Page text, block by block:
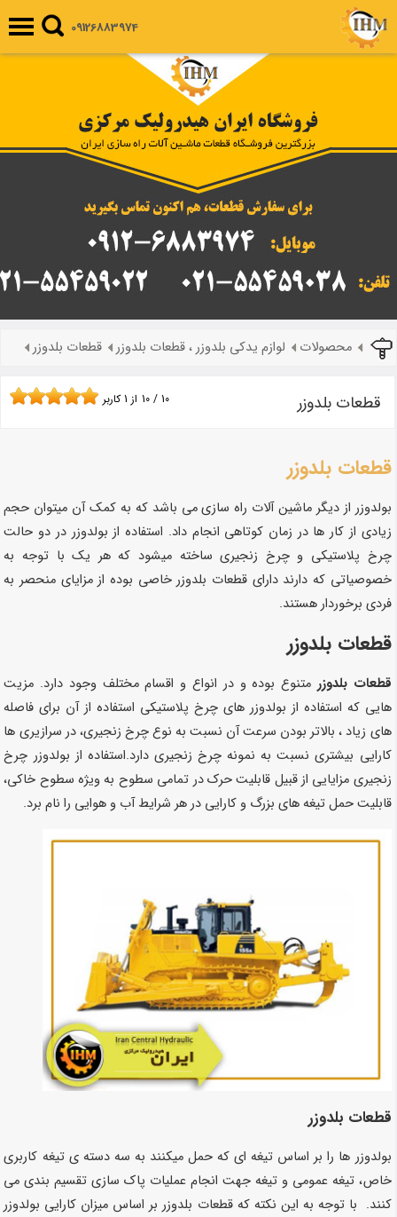
09126883974
محصولات لوازم یدکی بلدوزر ، قطعات بلدوزر قطعات بلدوزر
قطعات بلدوزر 10 / 10 از 1کاربر
قطعات بلدوزر
بولدوزر از دیگر ماشین آلات راه سازی می باشد که به کمک آن میتوان حجم
زیادی از کار ها در زمان کوتاهی انجام داد. استفاده از بولدوزر در دو حالت
چرخ پلاستیکی و چرخ زنجیری ساخته میشود که هر یک با توجه به
خصوصیاتی که دارند دارایقطعات بلدوزر خاصی بودهاز مزایای منحصر به
فردی برخوردار هستند.
قطعات بلدوزر
قطعات بلدوزر متنوع بوده و در انواع و اقسام مختلف وجود دارد. مزیت
هایی که استفاده از بولدوزر های چرخ پلاستیکی استفاده از آن برای فاصله
های زیاد ، بالاتر بودن سرعت آن نسبت به نوع چرخ زنجیری، در سرازیری ها
کارایی بیشتری نسبت به نمونه چرخ زنجیری دارد.استفاده از بولدوزر چرخ
زنجیری مزایایی از قبیل قابلیت حرک در تمامی سطوح به ویژه سطوح خاکی،
قابلیت حمل تیغه های بزرگ و کارایی در هر شرایط آب و هوایی را نام برد.
قطعات بلدوزر
بولدوزر ها را بر اساس تیغه ای که حمل میکنند به سه دسته ی تیغه کاربری
خاص، تیغه عمومی و تیغه جهت انجام عملیات پاک سازی تقسیم بندی می
کنند. با توجه به این نکته که قطعات بلدوزر بر اساس میزان کارایی بولدوزر